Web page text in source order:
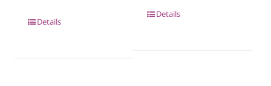
Details
Details